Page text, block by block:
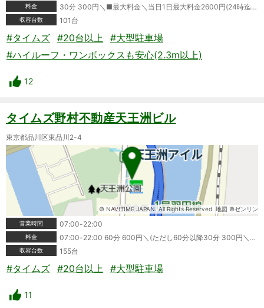
料金 30分 300円＼■最大料金＼当日1日最大料金2600円(24時迄＼領収書発行:可＼ポイントカード利用可＼クレジットカード利用可＼タイムズビジネスカード利用可＼＼※情報が変更されている場合もありますので、ご利用の際は必ず現地の表記をご確認ください。
収容台数 101台
#タイムズ #20台以上 #大型駐車場
#ハイルーフ・ワンボックスも安心(2.3m以上)
12
タイムズ野村不動産天王洲ビル
東京都品川区東品川2-4
© NAVITIME JAPAN. All Rights Reserved. 地図 ©ゼンリン
営業時間
07:00-22:00
料金 07:00-22:00 60分 600円＼(ただし60分以降30分 300円＼■最大料金＼07:00-22:00 最大料金1900円＼22:00-07:00 最大料金500円＼領収書発行:可＼ポイントカード利用可＼クレジットカード利用可＼タイムズビジネスカード利用可＼■料金備考＼平面駐車場 07:00-22:00 1,900円 22:00-07:00 500円/機械駐車場 07:00-22:00 900円 22:00-07:00 500円＼＼※情報が変更されている場合もありますので、ご利用の際は必ず現地の表記をご確認ください。
収容台数 155台
#タイムズ #20台以上 #大型駐車場
11